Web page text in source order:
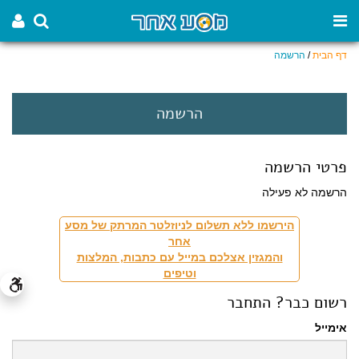
דף הבית/ הרשמה
הרשמה
פרטי הרשמה
הרשמה לא פעילה
הירשמו ללא תשלום לניוזלטר המרתק של מסע
אחר
והמגזין אצלכם במייל עם כתבות, המלצות
וטיפים
רשום כבר? התחבר
אימייל